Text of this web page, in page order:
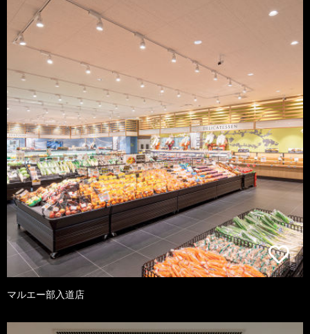
マルエー部入道店